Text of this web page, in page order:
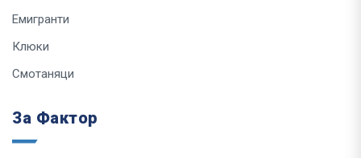
Емигранти
Клюки
Смотаняци
За Фактор